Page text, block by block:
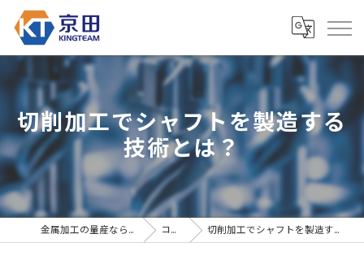
切削加工でシャフトを製造する
技術とは？
金属加工の量産なら京田精密 コラム 切削加工でシャフトを製造する技術とは？